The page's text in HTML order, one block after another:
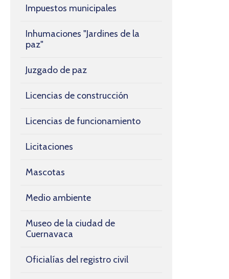
Impuestos municipales
Inhumaciones "Jardines de la
paz"
Juzgado de paz
Licencias de construcción
Licencias de funcionamiento
Licitaciones
Mascotas
Medio ambiente
Museo de la ciudad de
Cuernavaca
Oficialías del registro civil